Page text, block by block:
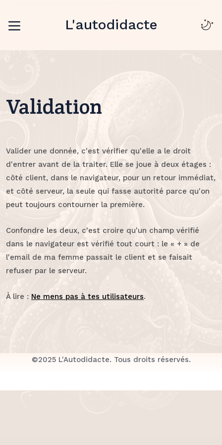
L'autodidacte
Validation
Valider une donnée, c'est vérifier qu'elle a le droit
d'entrer avant de la traiter. Elle se joue à deux étages :
côté client, dans le navigateur, pour un retour immédiat,
et côté serveur, la seule qui fasse autorité parce qu'on
peut toujours contourner la première.
Confondre les deux, c'est croire qu'un champ vérifié
dans le navigateur est vérifié tout court : le « + » de
l'email de ma femme passait le client et se faisait
refuser par le serveur.
À lire : Ne mens pas à tes utilisateurs.
©2025 L'Autodidacte. Tous droits réservés.